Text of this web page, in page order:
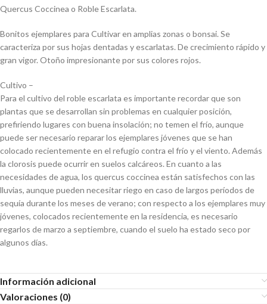
Quercus Coccinea o Roble Escarlata.
Bonitos ejemplares para Cultivar en amplias zonas o bonsai. Se
caracteriza por sus hojas dentadas y escarlatas. De crecimiento rápido y
gran vigor. Otoño impresionante por sus colores rojos.
Cultivo –
Para el cultivo del roble escarlata es importante recordar que son
plantas que se desarrollan sin problemas en cualquier posición,
prefiriendo lugares con buena insolación; no temen el frío, aunque
puede ser necesario reparar los ejemplares jóvenes que se han
colocado recientemente en el refugio contra el frío y el viento. Además
la clorosis puede ocurrir en suelos calcáreos. En cuanto a las
necesidades de agua, los quercus coccinea están satisfechos con las
lluvias, aunque pueden necesitar riego en caso de largos períodos de
sequía durante los meses de verano; con respecto a los ejemplares muy
jóvenes, colocados recientemente en la residencia, es necesario
regarlos de marzo a septiembre, cuando el suelo ha estado seco por
algunos días.
Información adicional
Valoraciones (0)